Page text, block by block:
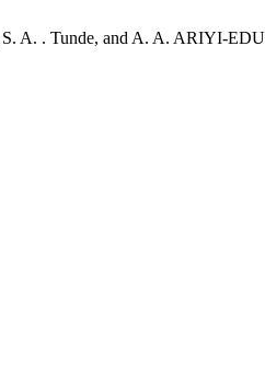
A. . Tunde, and A. A. ARIYI-